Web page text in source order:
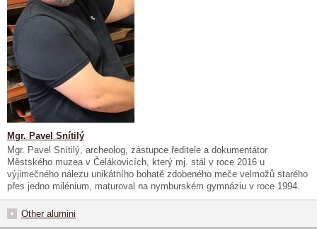
Mgr. Pavel Snítilý
Mgr. Pavel Snítilý, archeolog, zástupce ředitele a dokumentátor
Městského muzea v Čelákovicích, který mj. stál v roce 2016 u
výjimečného nálezu unikátního bohatě zdobeného meče velmožů starého
přes jedno milénium, maturoval na nymburském gymnáziu v roce 1994.
Other alumini